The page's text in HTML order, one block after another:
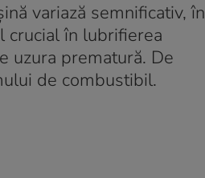
variază semnificativ, în
crucial în lubrifierea
uzura prematură. De
de combustibil.